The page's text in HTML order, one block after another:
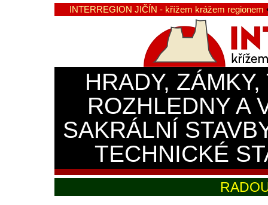
INTERREGION JIČÍN - křížem krážem regionem
HRADY,
ROZHLEDNY A
SAKRÁLNÍ
TECHNICKÉ